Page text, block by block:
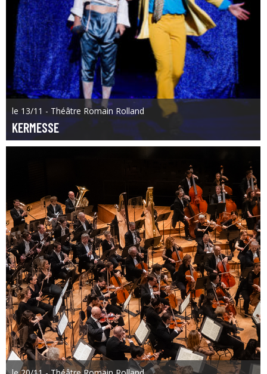
le 13/11 - Théâtre Romain Rolland
KERMESSE